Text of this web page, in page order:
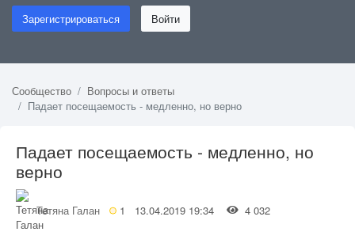
Зарегистрироваться Войти
Сообщество
Вопросы и ответы
Падает посещаемость - медленно, но верно
Падает посещаемость - медленно, но
верно
Тетяна Галан 1 13.04.2019 19:34 4 032